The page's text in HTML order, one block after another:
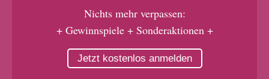
Nichts mehr verpassen:
+ Gewinnspiele + Sonderaktionen +
Jetzt kostenlos anmelden